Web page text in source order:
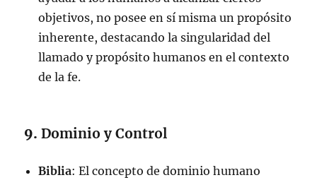
objetivos, no posee en sí misma un propósito
inherente, destacando la singularidad del
llamado y propósito humanos en el contexto
de la fe.
9.Dominio y Control
Biblia: El concepto de dominio humano